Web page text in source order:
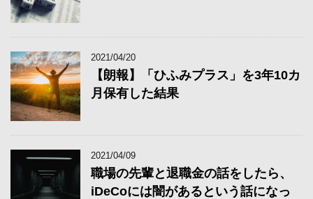
2021/04/20
【朗報】「ひふみプラス」を3年10カ
月保有した結果
2021/04/09
職場の先輩と退職金の話をしたら、
iDeCoには闇があるという話になっ